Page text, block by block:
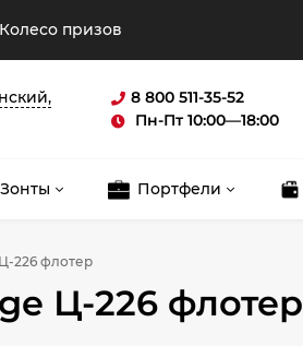
Колесо призов
8 800 511-35-52
Пн-Пт 10:00—18:00
Зонты Портфели
226 флотер
Ц-226 флотер